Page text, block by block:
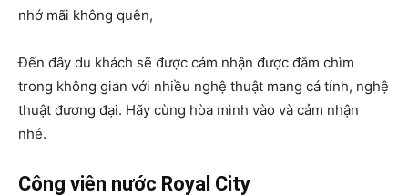
nhớ mãi không quên,
Đến đây du khách sẽ được cảm nhận được đắm chìm
trong không gian với nhiều nghệ thuật mang cá tính, nghệ
thuật đương đại. Hãy cùng hòa mình vào và cảm nhận
nhé.
Công viên nước Royal City